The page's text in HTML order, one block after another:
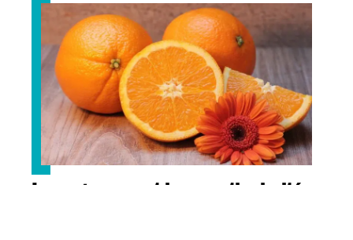
Les agrumes et leur particularité